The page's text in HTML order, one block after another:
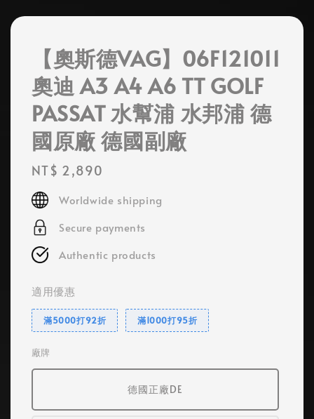
【奧斯德VAG】06F121011
奧迪 A3 A4 A6 TT GOLF
PASSAT 水幫浦 水邦浦 德
國原廠 德國副廠
Regular
price
NT$ 2,890
Worldwide shipping
Secure payments
Authentic products
適用優惠
滿5000打92折 滿1000打95折
廠牌
德國正廠DE